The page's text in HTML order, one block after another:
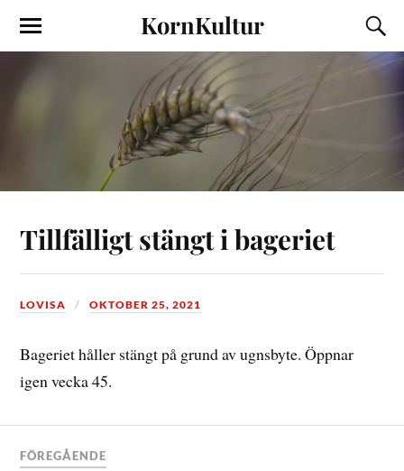
KornKultur
Tillfälligt stängt i bageriet
LOVISA OKTOBER 25, 2021
Bageriet håller stängt på grund av ugnsbyte. Öppnar
igen vecka 45.
FÖREGÅENDE